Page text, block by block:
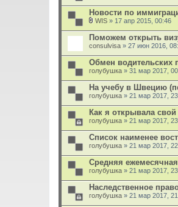
е
н
и
л
о
ж
е
н
и
Новости по
л
о
ж
е
н
и
WIS » 17 апр 2015, 00:46
Поможем открыть
consulvisa » 27 июн 2016,
Обмен водительских
голубушка » 31 мар 2017,
На учебу в Швецию
голубушка » 21 мар 2017,
Как я открывала
голубушка » 21 мар 2017,
Список наименее
голубушка » 21 мар 2017,
Средняя
голубушка » 21 мар 2017,
Наследственное
голубушка » 21 мар 2017,